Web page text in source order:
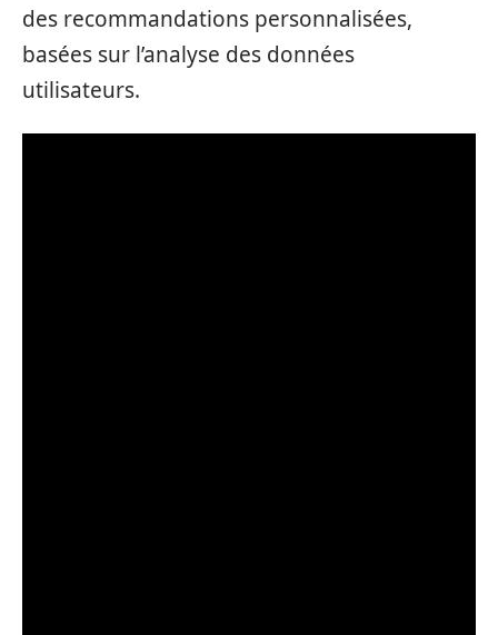
des recommandations personnalisées,
basées sur l’analyse des données
utilisateurs.